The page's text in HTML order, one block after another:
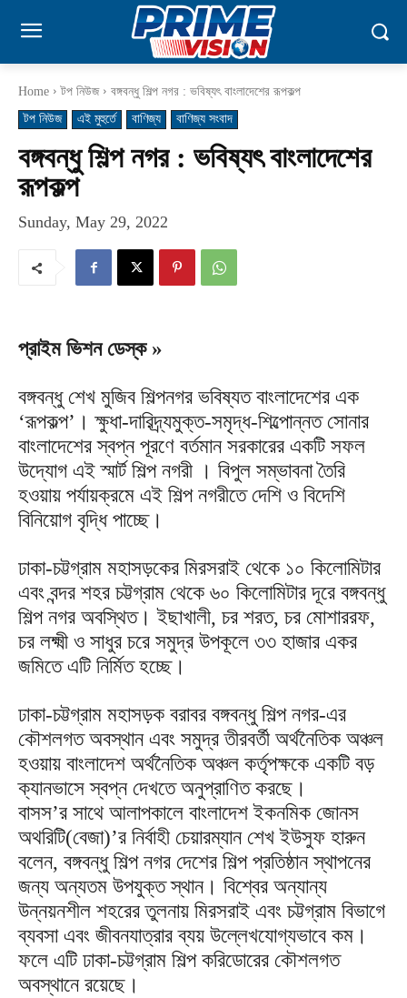
Home টপ নিউজ
বঙ্গবন্ধু শিল্প নগর : ভবিষ্যৎ বাংলাদেশের রূপকল্প
টপ নিউজ
এই মুহুর্তে বাণিজ্য বাণিজ্য সংবাদ
বঙ্গবন্ধু শিল্প নগর : ভবিষ্যৎ বাংলাদেশের
রূপকল্প
Sunday, May 29, 2022
প্রাইম ভিশন ডেস্ক »
বঙ্গবন্ধু শেখ মুজিব শিল্পনগর ভবিষ্যত বাংলাদেশের এক
‘রূপকল্প’। ক্ষুধা-দারিদ্র্যমুক্ত-সমৃদ্ধ-শিল্পোন্নত সোনার
বাংলাদেশের স্বপ্ন পূরণে বর্তমান সরকারের একটি সফল
উদ্যোগ এই স্মার্ট শিল্প নগরী । বিপুল সম্ভাবনা তৈরি
হওয়ায় পর্যায়ক্রমে এই শিল্প নগরীতে দেশি ও বিদেশি
বিনিয়োগ বৃদ্ধি পাচ্ছে।
ঢাকা-চট্টগ্রাম মহাসড়কের মিরসরাই থেকে ১০ কিলোমিটার
এবং বন্দর শহর চট্টগ্রাম থেকে ৬০ কিলোমিটার দূরে বঙ্গবন্ধু
শিল্প নগর অবস্থিত। ইছাখালী, চর শরত, চর মোশাররফ,
চর লক্ষ্মী ও সাধুর চরে সমুদ্র উপকূলে ৩৩ হাজার একর
জমিতে এটি নির্মিত হচ্ছে।
ঢাকা-চট্টগ্রাম মহাসড়ক বরাবর বঙ্গবন্ধু শিল্প নগর-এর
কৌশলগত অবস্থান এবং সমুদ্র তীরবর্তী অর্থনৈতিক অঞ্চল
হওয়ায় বাংলাদেশ অর্থনৈতিক অঞ্চল কর্তৃপক্ষকে একটি বড়
ক্যানভাসে স্বপ্ন দেখতে অনুপ্রাণিত করছে।
বাসস’র সাথে আলাপকালে বাংলাদেশ ইকনমিক জোনস
অথরিটি(বেজা)’র নির্বাহী চেয়ারম্যান শেখ ইউসুফ হারুন
বলেন, বঙ্গবন্ধু শিল্প নগর দেশের শিল্প প্রতিষ্ঠান স্থাপনের
জন্য অন্যতম উপযুক্ত স্থান। বিশ্বের অন্যান্য
উন্নয়নশীল শহরের তুলনায় মিরসরাই এবং চট্টগ্রাম বিভাগে
ব্যবসা এবং জীবনযাত্রার ব্যয় উল্লেখযোগ্যভাবে কম।
ফলে এটি ঢাকা-চট্টগ্রাম শিল্প করিডোরের কৌশলগত
অবস্থানে রয়েছে।